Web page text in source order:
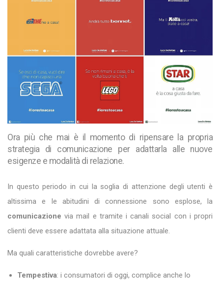
Ora più che mai è il momento di ripensare la propria
strategia di comunicazione per adattarla alle nuove
esigenze e modalità di relazione.
In questo periodo in cui la soglia di attenzione degli utenti è
altissima e le abitudini di connessione sono esplose, la
comunicazione via mail e tramite i canali social con i propri
clienti deve essere adattata alla situazione attuale.
Ma quali caratteristiche dovrebbe avere?
Tempestiva: i consumatori di oggi, complice anche lo